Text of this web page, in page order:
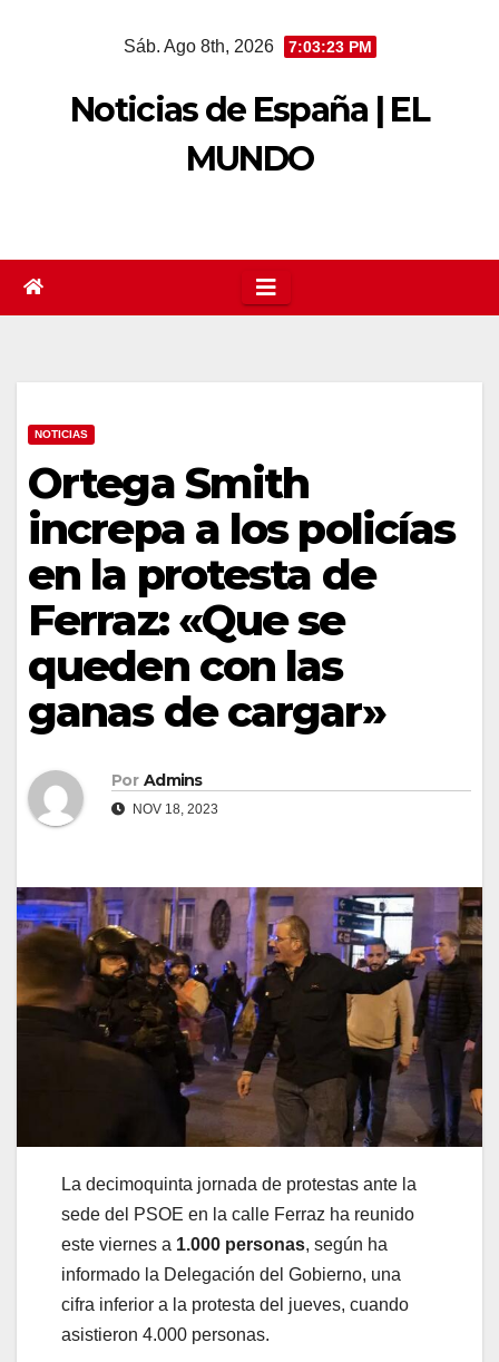
Sáb. Ago 8th, 2026 7:03:24 PM
Noticias de España | EL
MUNDO
NOTICIAS
Ortega Smith
increpa a los policías
en la protesta de
Ferraz: «Que se
queden con las
ganas de cargar»
Por Admins
NOV 18, 2023
La decimoquinta jornada de protestas ante la
sede del PSOE en la calle Ferraz ha reunido
este viernes a 1.000 personas, según ha
informado la Delegación del Gobierno, una
cifra inferior a la protesta del jueves, cuando
asistieron 4.000 personas.